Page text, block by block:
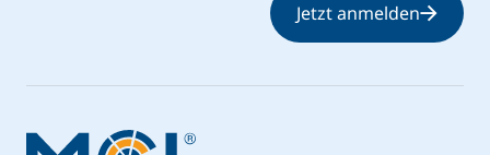
Jetzt anmelden